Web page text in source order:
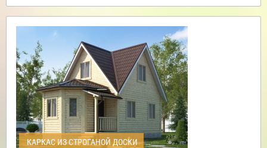
КАРКАС ИЗ СТРОГАНОЙ ДОСКИ